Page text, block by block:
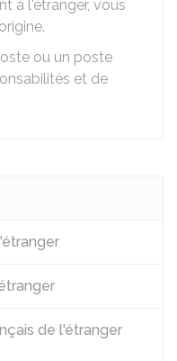
à l'étranger, vous
ou un poste
et de
de l'étranger